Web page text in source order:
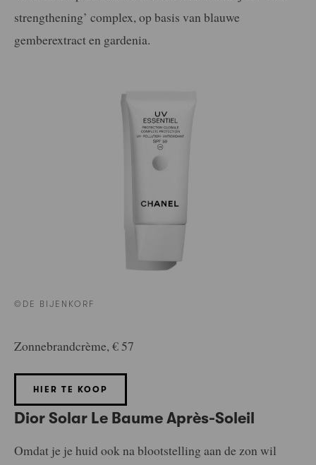
strengthening’ complex, op basis van blauwe
gemberextract en gardenia.
©DE BIJENKORF
Zonnebrandcrème, € 57
HIER TE KOOP
Dior Solar Le Baume Après-Soleil
Omdat je je huid ook na blootstelling aan de zon wil